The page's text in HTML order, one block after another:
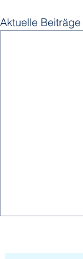
Aktuelle Beiträge